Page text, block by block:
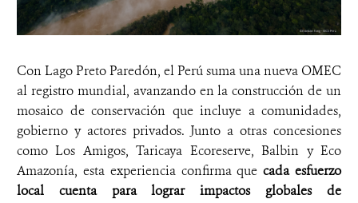
Con Lago Preto Paredón, el Perú suma una nueva OMEC
al registro mundial, avanzando en la construcción de un
mosaico de conservación que incluye a comunidades,
gobierno y actores privados. Junto a otras concesiones
como Los Amigos, Taricaya Ecoreserve, Balbin y Eco
Amazonía, esta experiencia confirma quecada esfuerzo
local cuenta para lograr impactos globales de